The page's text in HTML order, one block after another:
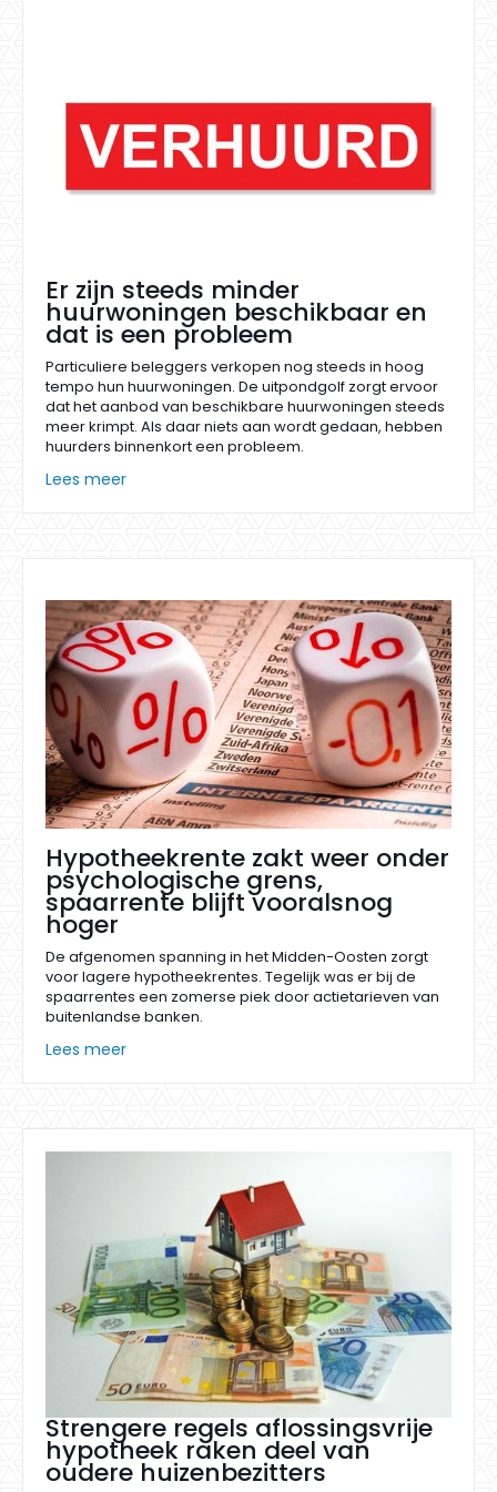
Er zijn steeds minder
huurwoningen beschikbaar en
dat is een probleem
Particuliere beleggers verkopen nog steeds in hoog
tempo hun huurwoningen. De uitpondgolf zorgt ervoor
dat het aanbod van beschikbare huurwoningen steeds
meer krimpt. Als daar niets aan wordt gedaan, hebben
huurders binnenkort een probleem.
Lees meer
Hypotheekrente zakt weer onder
psychologische grens,
spaarrente blijft vooralsnog
hoger
De afgenomen spanning in het Midden-Oosten zorgt
voor lagere hypotheekrentes. Tegelijk was er bij de
spaarrentes een zomerse piek door actietarieven van
buitenlandse banken.
Lees meer
Strengere regels aflossingsvrije
hypotheek raken deel van
oudere huizenbezitters